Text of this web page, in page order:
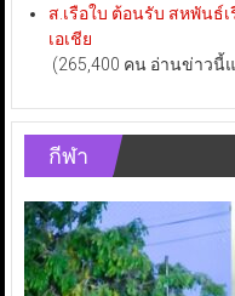
ส.เรือใบ ต้อนรับ สหพันธ์
เอเชีย
(265,400 คน อ่านข่าวนี้
กีฬา